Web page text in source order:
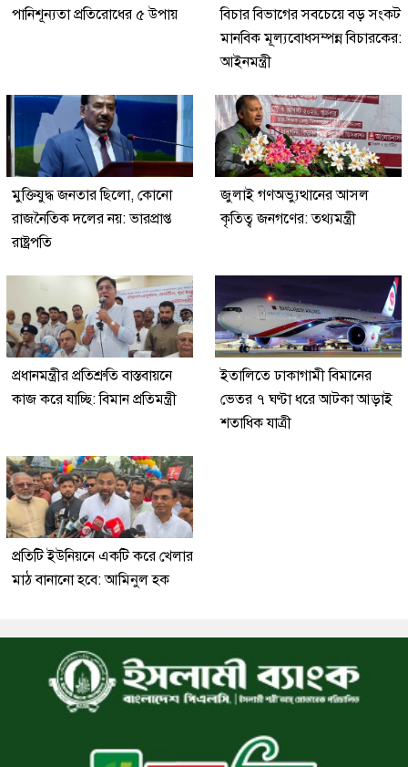
পানিশূন্যতা প্রতিরোধের ৫ উপায়
বিচার বিভাগের সবচেয়ে বড় সংকট
মানবিক মূল্যবোধসম্পন্ন বিচারকের:
আইনমন্ত্রী
মুক্তিযুদ্ধ জনতার ছিলো, কোনো
রাজনৈতিক দলের নয়: ভারপ্রাপ্ত
রাষ্ট্রপতি
জুলাই গণঅভ্যুত্থানের আসল
কৃতিত্ব জনগণের: তথ্যমন্ত্রী
প্রধানমন্ত্রীর প্রতিশ্রুতি বাস্তবায়নে
কাজ করে যাচ্ছি: বিমান প্রতিমন্ত্রী
ইতালিতে ঢাকাগামী বিমানের
ভেতর ৭ ঘণ্টা ধরে আটকা আড়াই
শতাধিক যাত্রী
প্রতিটি ইউনিয়নে একটি করে খেলার
মাঠ বানানো হবে: আমিনুল হক